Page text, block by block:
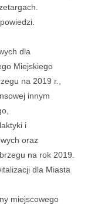
dla
Miejskiego
na 2019 r.,
innym
i
oraz
na rok 2019.
dla Miasta
miejscowego